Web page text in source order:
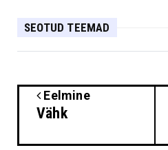
SEOTUD TEEMAD
Eelmine
Vähk